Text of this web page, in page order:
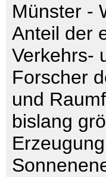
Münster -
Anteil der
Verkehrs-
Forscher
und
bislang